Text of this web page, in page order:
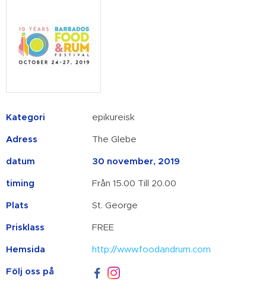
Kategori epikureisk
Adress The Glebe
datum 30 november, 2019
timing Från 15.00 Till 20.00
Plats St. George
Prisklass FREE
Hemsida http://www.foodandrum.com
Följ oss på